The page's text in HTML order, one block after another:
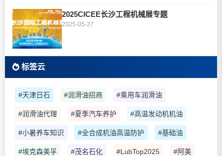
2025CICEE长沙工程机械展专题
2025-05-27
标签云
#天津日石 #润滑油招商 #乘用车润滑油
#润滑油代理 #夏季汽车养护 #高温发动机机油
#小暑养车知识 #全合成机油高温防护 #基础油
#埃克森美孚 #茂名石化 #LubTop2025 #阿美